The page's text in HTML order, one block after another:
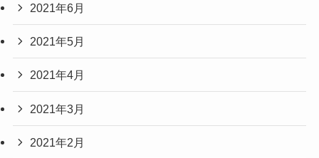
2021年6月
2021年5月
2021年4月
2021年3月
2021年2月